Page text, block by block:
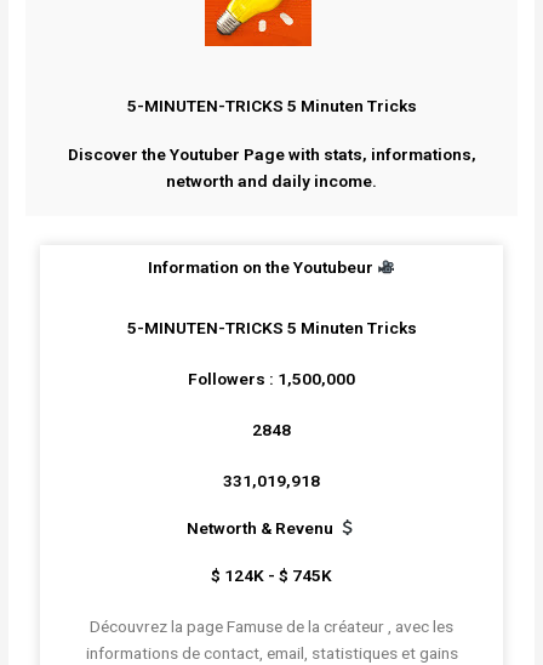
5-MINUTEN-TRICKS 5 Minuten Tricks
Discover the Youtuber Page with stats, informations,
networth and daily income.
Information on the Youtubeur
5-MINUTEN-TRICKS 5 Minuten Tricks
Followers : 1,500,000
2848
331,019,918
Networth & Revenu
$ 124K - $ 745K
Découvrez la page Famuse de la créateur , avec les
informations de contact, email, statistiques et gains